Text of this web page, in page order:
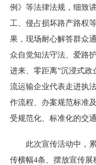
例》等法律法规，细致
工、侵占损坏路产路权
果，现场耐心解答群众
众自觉知法守法、爱路
进来、零距离”沉浸式
流运输企业代表走进执
作流程、办案规范标准
受规范化、标准化的交
此次宣传活动中，
传横幅4条、摆放宣传